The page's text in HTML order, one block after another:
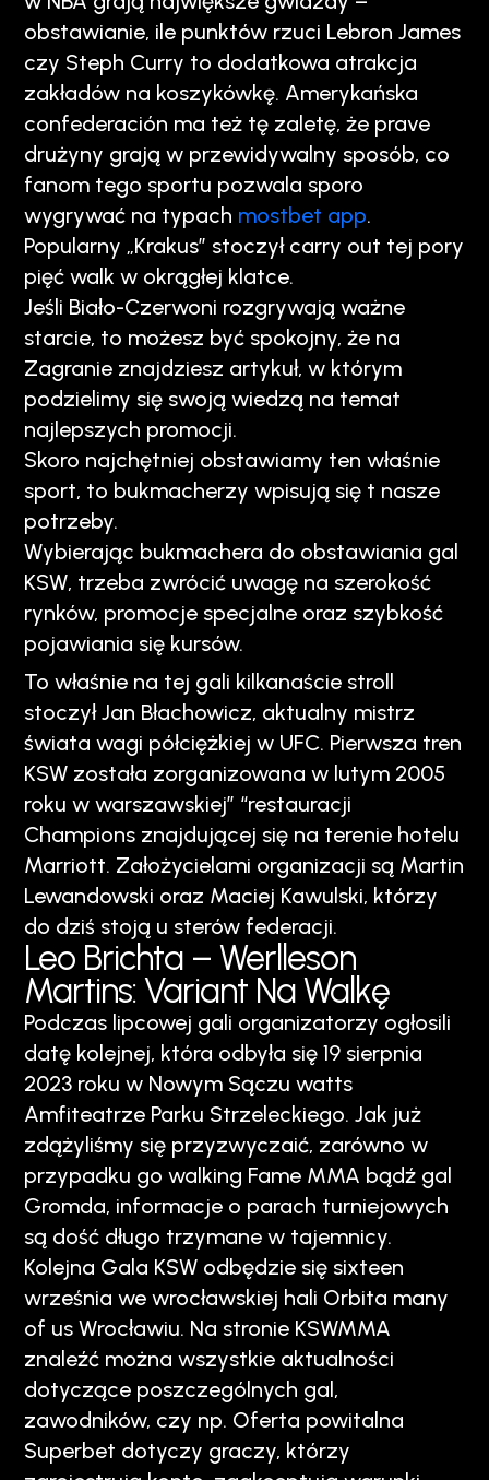
obstawianie, ile punktów rzuci Lebron James
czy Steph Curry to dodatkowa atrakcja
zakładów na koszykówkę. Amerykańska
confederación ma też tę zaletę, że prave
drużyny grają w przewidywalny sposób, co
fanom tego sportu pozwala sporo
wygrywać na typach mostbet app.
Popularny „Krakus” stoczył carry out tej pory
pięć walk w okrągłej klatce.
Jeśli Biało-Czerwoni rozgrywają ważne
starcie, to możesz być spokojny, że na
Zagranie znajdziesz artykuł, w którym
podzielimy się swoją wiedzą na temat
najlepszych promocji.
Skoro najchętniej obstawiamy ten właśnie
sport, to bukmacherzy wpisują się t nasze
potrzeby.
Wybierając bukmachera do obstawiania gal
KSW, trzeba zwrócić uwagę na szerokość
rynków, promocje specjalne oraz szybkość
pojawiania się kursów.
To właśnie na tej gali kilkanaście stroll
stoczył Jan Błachowicz, aktualny mistrz
świata wagi półciężkiej w UFC. Pierwsza tren
KSW została zorganizowana w lutym 2005
roku w warszawskiej” “restauracji
Champions znajdującej się na terenie hotelu
Marriott. Założycielami organizacji są Martin
Lewandowski oraz Maciej Kawulski, którzy
do dziś stoją u sterów federacji.
Leo Brichta – Werlleson
Martins: Variant Na Walkę
Podczas lipcowej gali organizatorzy ogłosili
datę kolejnej, która odbyła się 19 sierpnia
2023 roku w Nowym Sączu watts
Amfiteatrze Parku Strzeleckiego. Jak już
zdążyliśmy się przyzwyczaić, zarówno w
przypadku go walking Fame MMA bądź gal
Gromda, informacje o parach turniejowych
są dość długo trzymane w tajemnicy.
Kolejna Gala KSW odbędzie się sixteen
września we wrocławskiej hali Orbita many
of us Wrocławiu. Na stronie KSWMMA
znaleźć można wszystkie aktualności
dotyczące poszczególnych gal,
zawodników, czy np. Oferta powitalna
Superbet dotyczy graczy, którzy